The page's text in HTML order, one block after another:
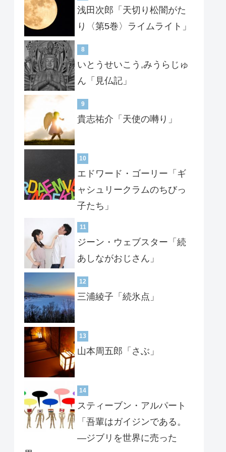
浅田次郎「天切り松闇がた
り〈第5巻〉ライムライト」
8
いとうせいこう,みうらじゅ
ん「見仏記」
9
貴志祐介「天使の囀り」
10
エドワード・ゴーリー「ギ
ャシュリークラムのちびっ
子たち」
11
ジーン・ウェブスター「続
あしながおじさん」
12
三浦綾子「続氷点」
13
山本周五郎「さぶ」
14
スティーブン・アルパート
「吾輩はガイジンである。
―ジブリを世界に売った